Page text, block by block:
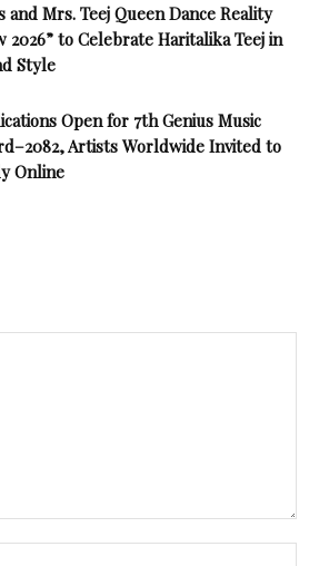
and Mrs. Teej Queen Dance Reality
2026” to Celebrate Haritalika Teej in
Style
Open for 7th Genius Music
Artists Worldwide Invited to
Online